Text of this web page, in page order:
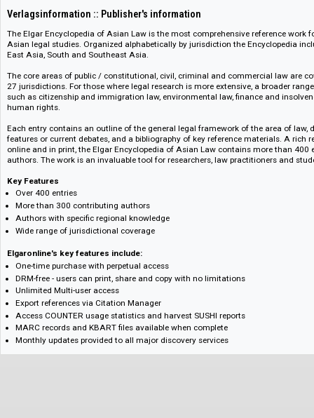
10755815
Verlagsinformation :: Publisher's information
The Elgar Encyclopedia of Asian Law is the most comprehensive
East Asia, South and Southeast Asia.
The core areas of public / constitutional, civil, criminal and commercial
27 jurisdictions. For those where legal research is more extensive, a
such as citizenship and immigration law, environmental law, finance
human rights.
Each entry contains an outline of the general legal framework of the
features or current debates, and a bibliography of key reference
online and in print, the Elgar Encyclopedia of Asian Law contains more
Key Features
Over 400 entries
More than 300 contributing authors
Authors with specific regional knowledge
Wide range of jurisdictional coverage